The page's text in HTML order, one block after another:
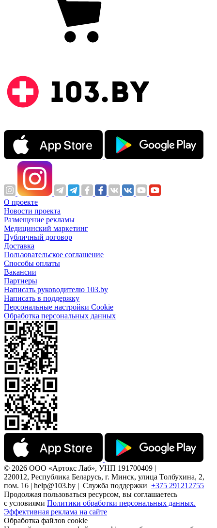
О проекте
Новости проекта
Размещение рекламы
Медицинский маркетинг
Публичный договор
Доставка
Пользовательское соглашение
Способы оплаты
Вакансии
Партнеры
Написать руководителю 103.by
Написать в поддержку
Персональные настройки Cookie
Обработка персональных данных
© 2026 ООО «Артокс Лаб», УНП 191700409 |
220012, Республика Беларусь, г. Минск, улица Толбухина, 2,
пом. 16 | help@103.by | Служба поддержки +375 291212755
Продолжая пользоваться ресурсом, вы соглашаетесь
с условиями Политики обработки персональных данных.
Эффективная реклама на сайте
Обработка файлов cookie